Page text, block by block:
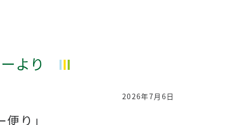
より
2026年7月6日
り」